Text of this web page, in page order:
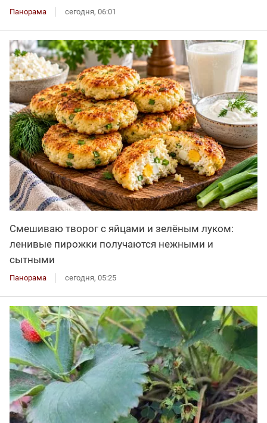
Панорама сегодня, 06:01
Смешиваю творог с яйцами и зелёным луком:
ленивые пирожки получаются нежными и
сытными
Панорама сегодня, 05:25